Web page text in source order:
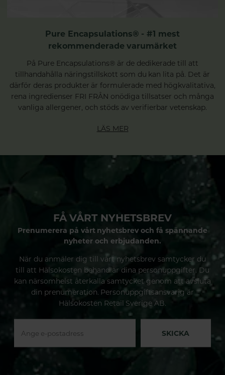
Pure Encapsulations® - #1 mest
rekommenderade varumärket
På Pure Encapsulations® är de dedikerade till att
tillhandahålla näringstillskott som du kan lita på. Det är
därför deras produkter är formulerade med högkvalitativa,
rena ingredienser FRI FRÅN onödiga tillsatser och många
vanliga allergener, och stöds av verifierbar vetenskap.
LÄS MER
FÅ VÅRT NYHETSBREV
Prenumerera på vårt nyhetsbrev och få spännande
nyheter och erbjudanden.
När du anmäler dig till vårt nyhetsbrev samtycker du
till att Hälsokosten behandlar dina personuppgifter. Du
kan närsomhelst återkalla samtycket genom att avsluta
din prenumeration. Personuppgiftsansvarig är
Hälsokosten Retail Sverige AB.
SKICKA